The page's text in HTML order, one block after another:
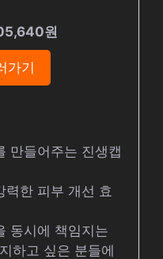
원
가기
만들어주는 진생캡
력한 피부 개선 효
동시에 책임지는
하고 싶은 분들에